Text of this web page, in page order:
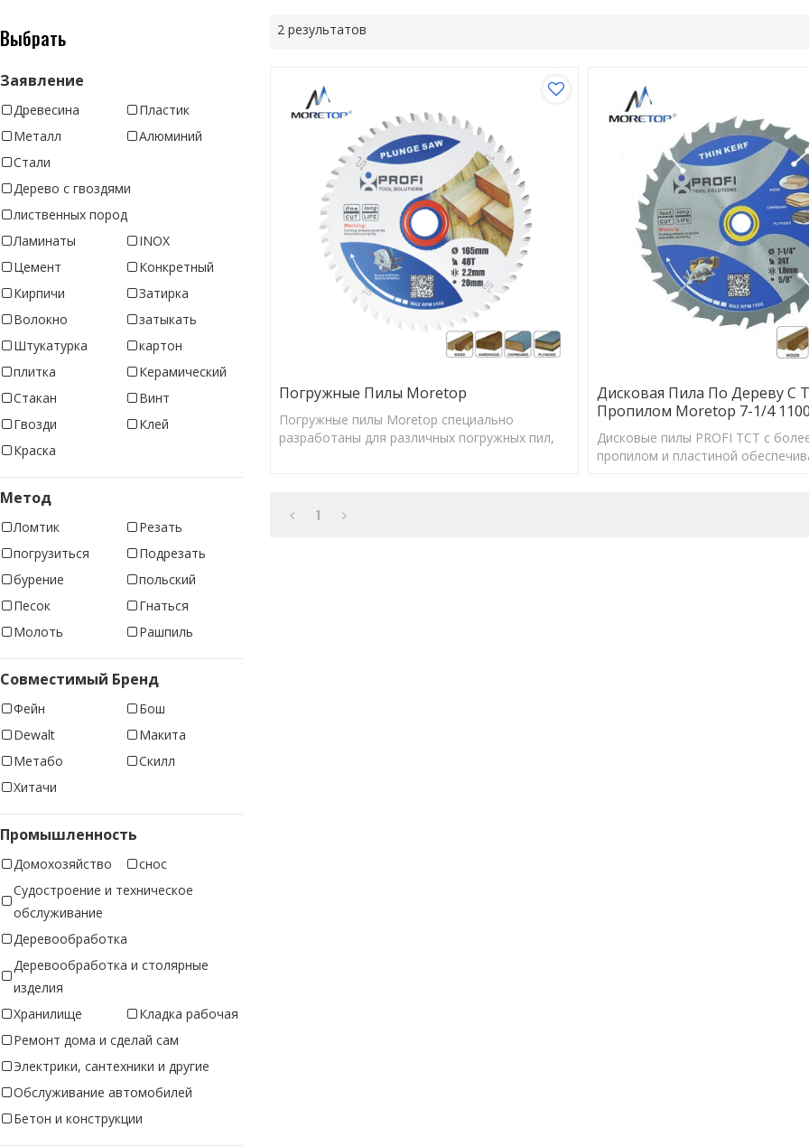
Выбрать
Заявление
Древесина
Пластик
Металл
Алюминий
Стали
Дерево с гвоздями
лиственных пород
Ламинаты
INOX
Цемент
Конкретный
Кирпичи
Затирка
Волокно
затыкать
Штукатурка
картон
плитка
Керамический
Стакан
Винт
Гвозди
Клей
Краска
Метод
Ломтик
Резать
погрузиться
Подрезать
бурение
польский
Песок
Гнаться
Молоть
Рашпиль
Совместимый Бренд
Фейн
Бош
Dewalt
Макита
Метабо
Скилл
Хитачи
Промышленность
Домохозяйство
снос
Судостроение и техническое
обслуживание
Деревообработка
Деревообработка и столярные
изделия
Хранилище
Кладка рабочая
Ремонт дома и сделай сам
Электрики, сантехники и другие
Обслуживание автомобилей
Бетон и конструкции
2 результатов
Погружные Пилы Moretop
Погружные пилы Moretop специально
разработаны для различных погружных пил,
Дисковая Пила По Дереву С
Пропилом Moretop 7-1/4
Дисковые пилы PROFI TCT с
пропилом и пластиной
1